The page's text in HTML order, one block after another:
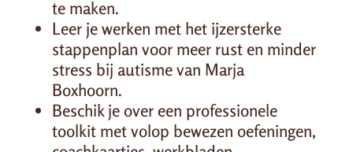
te maken.
Leer je werken met het ijzersterke
stappenplan voor meer rust en minder
stress bij autisme van Marja
Boxhoorn.
Beschik je over een professionele
toolkit met volop bewezen oefeningen,